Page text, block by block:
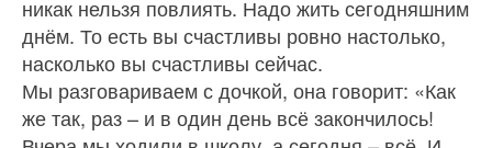
никак нельзя повлиять. Надо жить сегод­няшним
днём. То есть вы счастливы ровно настоль­ко,
насколько вы счастливы сейчас.
Мы разговариваем с дочкой, она говорит: «Как
же так, раз – и в один день всё закончилось!